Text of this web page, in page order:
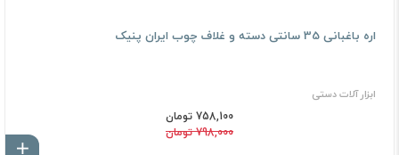
اره باغبانی 35 سانتی دسته و غلاف چوب ایران پنیک
ابزار آلات دستی
758,100 تومان
798,000 تومان